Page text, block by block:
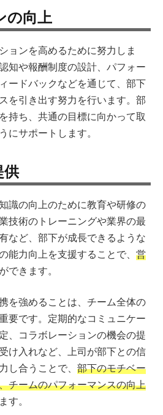
の向上
ョンを高めるために努力しま
知や報酬制度の設計、パフォー
ードバックなどを通じて、部下
を引き出す努力を行います。部
持ち、共通の目標に向かって取
にサポートします。
供
識の向上のために教育や研修の
技術のトレーニングや業界の最
など、部下が成長できるような
能力向上を支援することで、 営
できます。
を強めることは、チーム全体の
要です。定期的なコミュニケー
、コラボレーションの機会の提
け入れなど、上司が部下との信
し合うことで、 部下のモチベー
チームのパフォーマンスの向上
す。